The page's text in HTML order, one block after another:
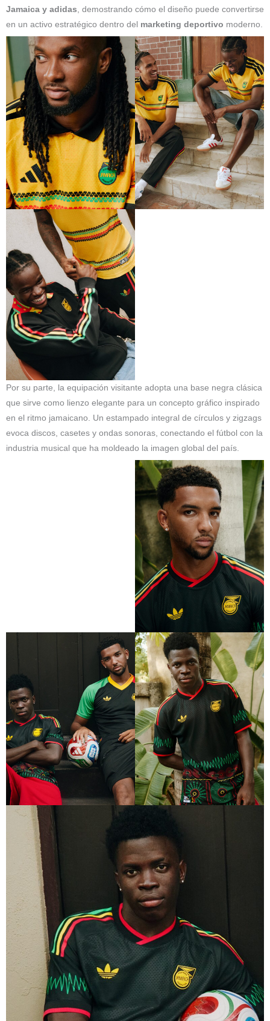
Jamaica y adidas, demostrando cómo el diseño puede convertirse
en un activo estratégico dentro del marketing deportivo moderno.
Por su parte, la equipación visitante adopta una base negra clásica
que sirve como lienzo elegante para un concepto gráfico inspirado
en el ritmo jamaicano. Un estampado integral de círculos y zigzags
evoca discos, casetes y ondas sonoras, conectando el fútbol con la
industria musical que ha moldeado la imagen global del país.